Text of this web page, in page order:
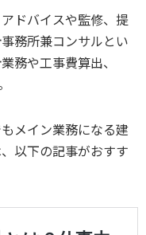
ドバイスや監修、提
務所兼コンサルとい
務や工事費算出、
メイン業務になる建
以下の記事がおすす